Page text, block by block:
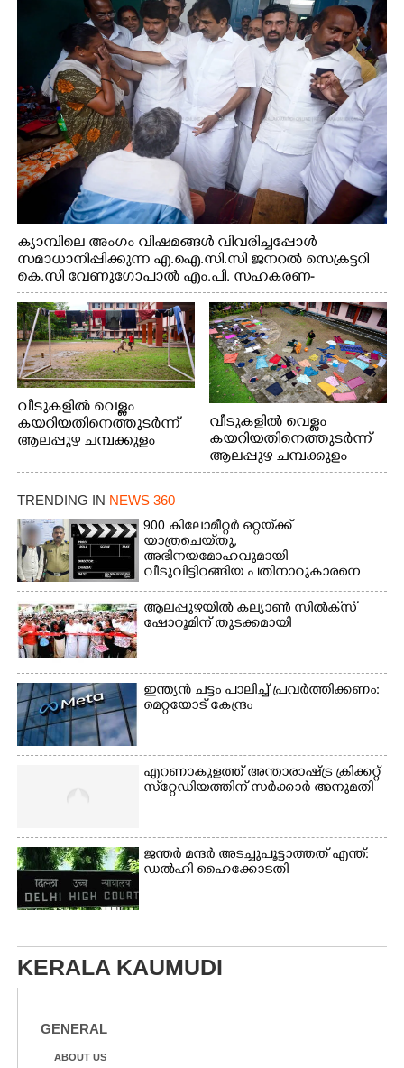
വകുപ്പ് മന്ത്രി എം. ലിജു, കൃഷിവകുപ്പ് മന്ത്രി ടി. സിദ്ദിഖ്,
റെജി ചെറിയാൻ എം. എൽ. എ എന്നിവർ സമീപം
ക്യാമ്പിലെ അംഗം വിഷമങ്ങൾ വിവരിച്ചപ്പോൾ
സമാധാനിപ്പിക്കുന്ന എ.ഐ.സി.സി ജനറൽ സെക്രട്ടറി
കെ.സി വേണുഗോപാൽ എം.പി. സഹകരണ-
എക്സൈസ് വകുപ്പ് മന്ത്രി എം. ലിജു, എന്നിവർ
വീടുകളിൽ വെള്ളം
കയറിയതിനെത്തുടർന്ന്
ആലപ്പുഴ ചമ്പക്കുളം
പോരൂക്കര സെൻട്രൽ
സ്കൂളിലെ ദുരിതാശ്വാസ
ക്യാമ്പിലെത്തിയവർ
വസ്ത്രങ്ങൾ
ഉണക്കാനിട്ടിരിക്കുന്ന
ഗോൾപോസ്റ്റിന് മുന്നിൽ
ഫുട്ബോൾ കളികളിൽ
ഏർപ്പെട്ടിരിക്കുന്ന
കുട്ടികൾ
വീടുകളിൽ വെള്ളം
കയറിയതിനെത്തുടർന്ന്
ആലപ്പുഴ ചമ്പക്കുളം
ഫാദർ തോമസ്
ക്യാമ്പിലെത്തിയവർ മഴ
മാറിനിന്ന ഇടവേളയിൽ
ക്യാമ്പ് പരിസരത്ത്
വസ്ത്രങ്ങൾ
ഉണക്കാനിടുന്ന കാഴ്ച.
TRENDING IN NEWS 360
900 കിലോമീറ്റർ ഒറ്റയ്‌ക്ക്
യാത്രചെ‌യ്‌തു,​
അഭിനയമോഹവുമായി
വീടുവിട്ടിറങ്ങിയ പതിനാറുകാരനെ
കണ്ടെത്തിയത് ഫിലിം സിറ്റിയിൽ
ആലപ്പുഴയിൽ കല്യാൺ സിൽക്‌സ്
ഷോറൂമിന് തുടക്കമായി
ഇന്ത്യൻ ചട്ടം പാലിച്ച് പ്രവർത്തിക്കണം:
മെറ്റയോട് കേന്ദ്രം
എറണാകുളത്ത് അന്താരാഷ്ട്ര ക്രിക്കറ്റ്
സ്‌റ്റേഡിയത്തിന് സർക്കാർ അനുമതി
ജന്ത‌‌ർ മന്ദർ അടച്ചുപൂട്ടാത്തത് എന്ത്:
ഡൽഹി ഹൈക്കോടതി
KERALA KAUMUDI
GENERAL
ABOUT US